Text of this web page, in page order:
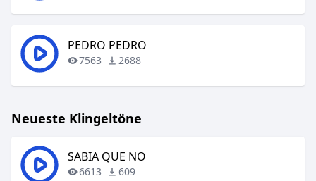
PEDRO PEDRO
7563 2688
Neueste Klingeltöne
SABIA QUE NO
6613 609